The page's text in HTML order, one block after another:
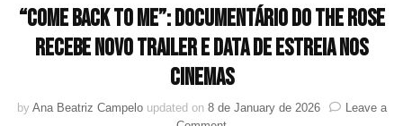
“Come Back To Me”: documentário do The Rose
recebe novo trailer e data de estreia nos
cinemas
by Ana Beatriz Campelo updated on 8 de January de 2026
Leave a